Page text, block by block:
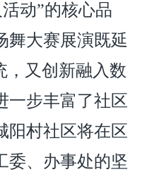
动”的核心品
舞大赛展演既延
，又创新融入数
一步丰富了社区
阳村社区将在区
委、办事处的坚